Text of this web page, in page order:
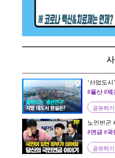
‘산업도
#울산 #제
공유하기
노인빈곤
[국민연금
#연금 #국
공유하기